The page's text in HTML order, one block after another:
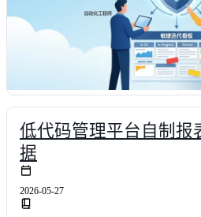
低代码管理平台自制报
据
2026-05-27